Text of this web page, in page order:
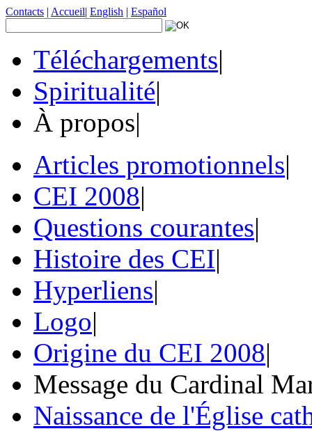
Contacts | Accueil| English | Español
Téléchargements|
Spiritualité|
À propos|
Articles promotionnels|
CEI 2008|
Questions courantes|
Histoire des CEI|
Hyperliens|
Logo|
Origine du CEI 2008|
Message du Cardinal
Naissance de l'Église